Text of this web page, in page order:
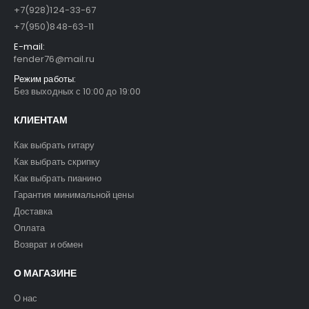
+7(928)124-33-67
+7(950)848-63-11
E-mail:
fender76@mail.ru
Режим работы:
Без выходных с 10:00 до 19:00
КЛИЕНТАМ
Как выбрать гитару
Как выбрать скрипку
Как выбрать пианино
Гарантия минимальной цены
Доставка
Оплата
Возврат и обмен
О МАГАЗИНЕ
О нас